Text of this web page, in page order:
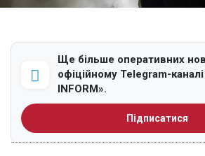
Ще більше оперативних
офіційному Telegram-
INFORM».
Підписатися